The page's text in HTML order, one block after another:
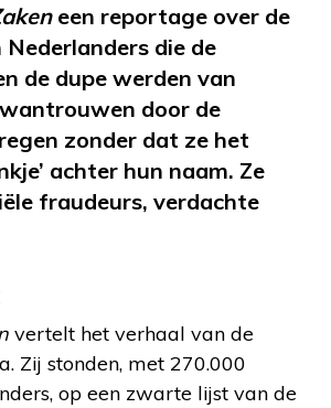
een reportage over de
die de
de dupe werden van
door de
zonder dat ze het
achter hun naam. Ze
fraudeurs, verdachte
vertelt het verhaal van de
Zij stonden, met 270.000
op een zwarte lijst van de